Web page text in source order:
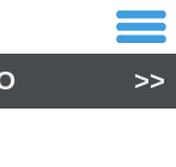
>>